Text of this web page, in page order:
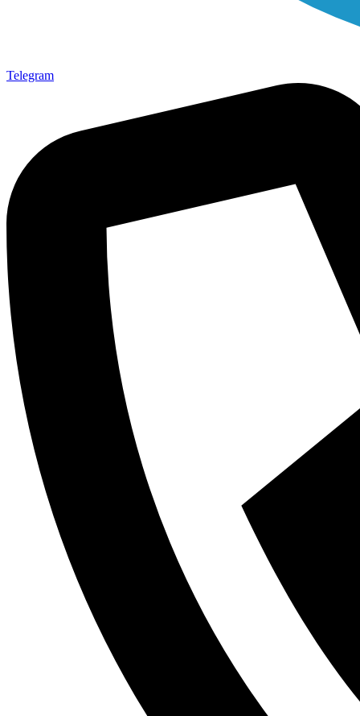
Telegram